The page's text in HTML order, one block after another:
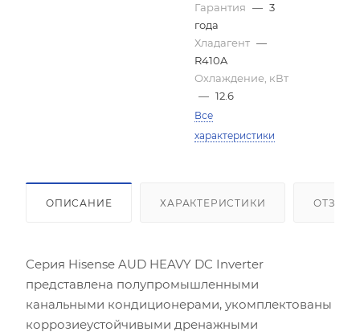
Гарантия — 3
года
Хладагент —
R410A
Охлаждение, кВт
— 12.6
Все
характеристики
ОПИСАНИЕ ХАРАКТЕРИСТИКИ
Серия Hisense AUD HEAVY DC Inverter
представлена полупромышленными
канальными кондиционерами, укомплектованы
коррозиеустойчивыми дренажными